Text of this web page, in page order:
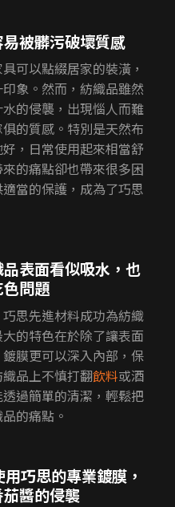
被髒污破壞質感
可以點綴居家的裝潢，
象。然而，紡織品雖然
的侵襲，出現惱人而難
的質感。特別是天然布
，日常使用起來相當舒
的痛點卻也帶來很多困
當的保護，成為了巧思
表面看似吸水，也
問題
思先進材料成功為紡織
的特色在於除了讓表面
膜更可以深入內部，保
品上不慎打翻飲料或酒
過簡單的清潔，輕鬆把
的痛點。
巧思的專業鍍膜，
醬的侵襲